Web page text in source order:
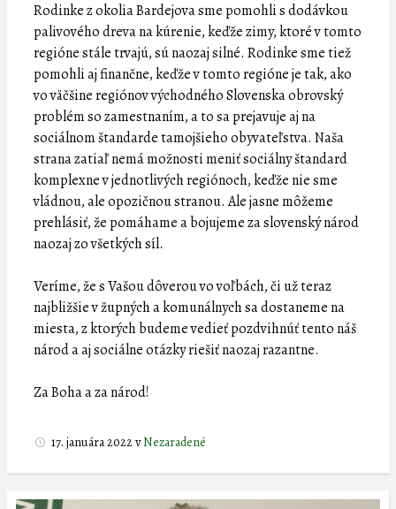
Rodinke z okolia Bardejova sme pomohli s dodávkou
palivového dreva na kúrenie, keďže zimy, ktoré v tomto
regióne stále trvajú, sú naozaj silné. Rodinke sme tiež
pomohli aj finančne, keďže v tomto regióne je tak, ako
vo väčšine regiónov východného Slovenska obrovský
problém so zamestnaním, a to sa prejavuje aj na
sociálnom štandarde tamojšieho obyvateľstva. Naša
strana zatiaľ nemá možnosti meniť sociálny štandard
komplexne v jednotlivých regiónoch, keďže nie sme
vládnou, ale opozičnou stranou. Ale jasne môžeme
prehlásiť, že pomáhame a bojujeme za slovenský národ
naozaj zo všetkých síl.
Veríme, že s Vašou dôverou vo voľbách, či už teraz
najbližšie v župných a komunálnych sa dostaneme na
miesta, z ktorých budeme vedieť pozdvihnúť tento náš
národ a aj sociálne otázky riešiť naozaj razantne.
Za Boha a za národ!
17. januára 2022vNezaradené